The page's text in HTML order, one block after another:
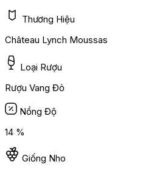
Thương Hiệu
Château Lynch Moussas
Loại Rượu
Rượu Vang Đỏ
Nồng Độ
14 %
Giống Nho